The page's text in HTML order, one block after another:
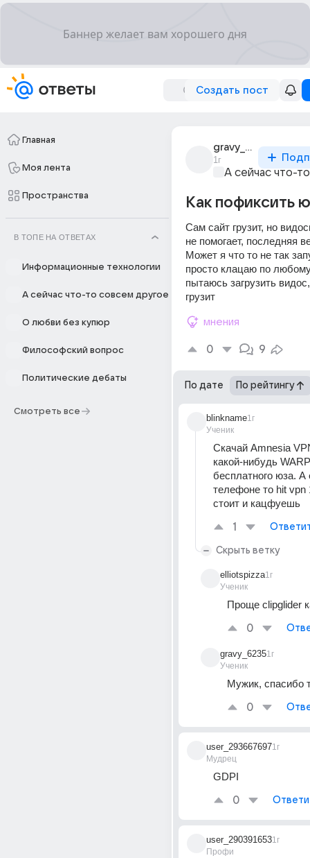
Создать пост
Главная
Моя лента
Пространства
В ТОПЕ НА ОТВЕТАХ
Информационные технологии
А сейчас что-то совсем другое
О любви без купюр
Философский вопрос
Политические дебаты
Смотреть все
gravy_6235
1г
А сейчас что-
Как пофиксить
Сам сайт грузит, но
не помогает, последняя
Может я что то не так
просто клацаю по
пытаюсь загрузить
грузит
мнения
0 9
По дате По рейтингу
blinkname
Ученик
1г
Скачай Amnesia
какой-нибудь
бесплатного юза. А
телефоне то hit vpn
стоит и кацфуешь
1
Скрыть ветку
elliotspizza
Ученик
1г
Проще clipglider
0
gravy_6235
Ученик
1г
Мужик, спасибо
0
user_293667697
Мудрец
1г
GDPI
0
user_290391653
Профи
1г